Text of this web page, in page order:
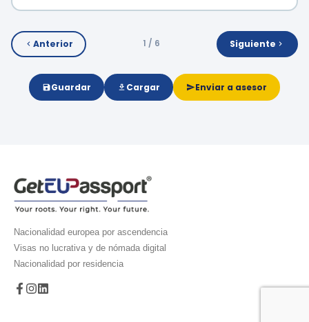
Anterior 1 / 6 Siguiente
Guardar Cargar Enviar a asesor
Nacionalidad europea por ascendencia
Visas no lucrativa y de nómada digital
Nacionalidad por residencia